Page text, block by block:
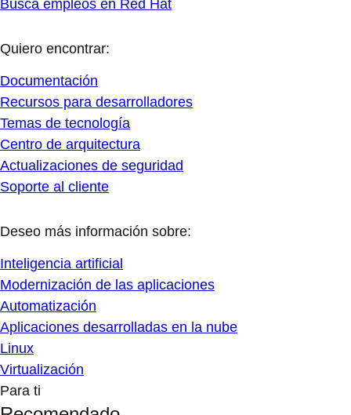
Busca empleos en Red Hat
Quiero encontrar:
Documentación
Recursos para desarrolladores
Temas de tecnología
Centro de arquitectura
Actualizaciones de seguridad
Soporte al cliente
Deseo más información sobre:
Inteligencia artificial
Modernización de las aplicaciones
Automatización
Aplicaciones desarrolladas en la nube
Linux
Virtualización
Para ti